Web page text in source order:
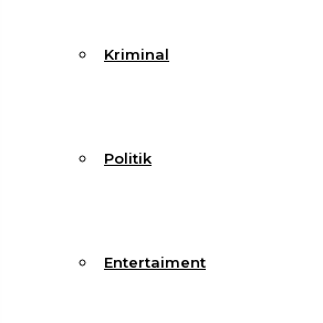
Kriminal
Politik
Entertaiment